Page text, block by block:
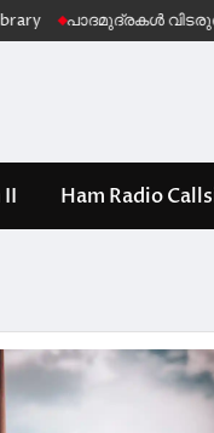
വിടരുത് – സ്കൗട്ട്
II Ham Radio